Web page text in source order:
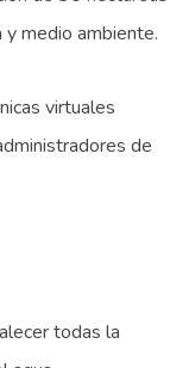
y medio ambiente.
virtuales
de
todas la